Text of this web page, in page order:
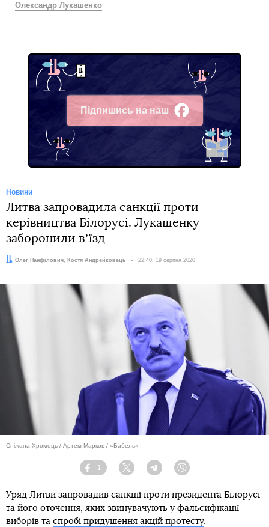
Олександр Лукашенко
Підпишись на наш
Facebook
Новини
Литва запровадила санкції проти
керівництва Білорусі. Лукашенку
заборонили вʼїзд
Автори:
Олег Панфілович, Костя Андрейковець Дата:
22:40, 19 серпня 2020
Сніжана Хромець / Артем Марков / «Бабель»
Facebook
1
Twitter TelegramViber
Уряд Литви запровадив санкції проти президента Білорусі
та його оточення, яких звинувачують у фальсифікації
виборів та спробі придушення акцій протесту.